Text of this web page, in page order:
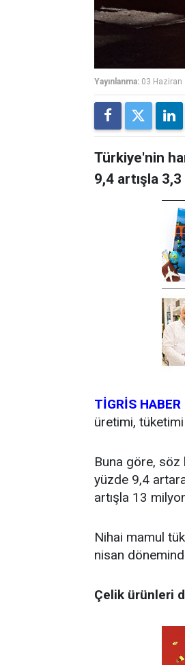
Yayınlanma: 03 Haziran
Türkiye'nin
9,4 artışla
TİGRİS HABER
üretimi, tüketimi
Buna göre, söz
yüzde 9,4
artışla 13
Nihai mamul
nisan
Çelik ürünleri